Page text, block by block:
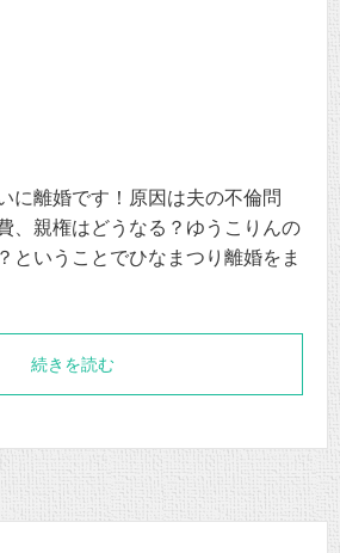
に離婚です！原因は夫の不倫問
、親権はどうなる？ゆうこりんの
ということでひなまつり離婚をま
続きを読む